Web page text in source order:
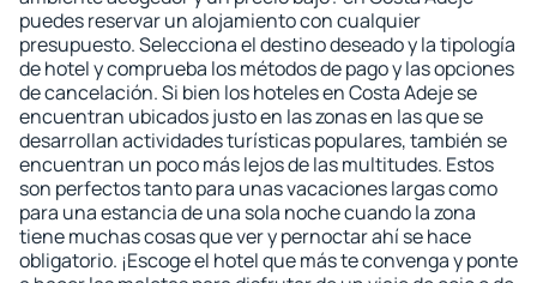
puedes reservar un alojamiento con cualquier
presupuesto. Selecciona el destino deseado y la tipología
de hotel y comprueba los métodos de pago y las opciones
de cancelación. Si bien los hoteles en Costa Adeje se
encuentran ubicados justo en las zonas en las que se
desarrollan actividades turísticas populares, también se
encuentran un poco más lejos de las multitudes. Estos
son perfectos tanto para unas vacaciones largas como
para una estancia de una sola noche cuando la zona
tiene muchas cosas que ver y pernoctar ahí se hace
obligatorio. ¡Escoge el hotel que más te convenga y ponte